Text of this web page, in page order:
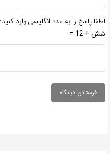
لطفا پاسخ را به عدد انگلیسی وارد کنید:
شش + 12 =